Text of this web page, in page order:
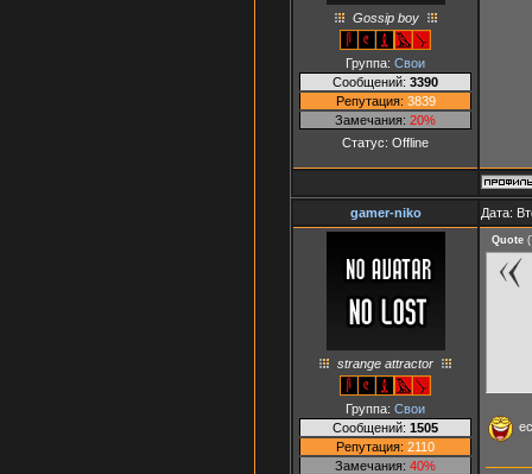
Gossip boy
Группа: Свои
Сообщений: 3390
Репутация: 3839
Замечания: 20%
Статус: Offline
gamer-niko Дата:
strange attractor
Группа: Свои
Сообщений: 1505
Репутация: 2110
Замечания: 40%
Quote (